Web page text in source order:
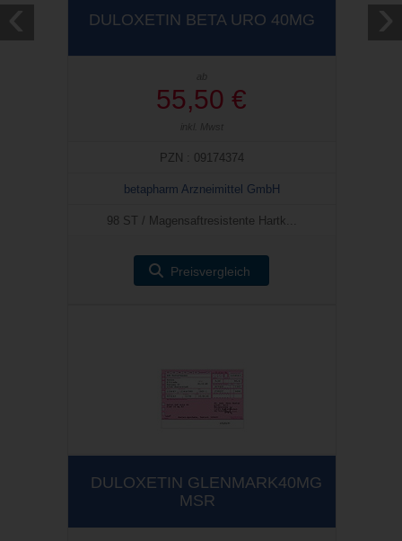
DULOXETIN BETA URO 40MG
ab
55,50 €
inkl. Mwst
PZN : 09174374
betapharm Arzneimittel GmbH
98 ST / Magensaftresistente Hartk...
Preisvergleich
DULOXETIN GLENMARK40MG
MSR